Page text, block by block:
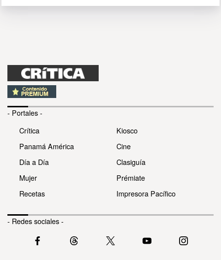
- Portales -
Crítica
Panamá América
Día a Día
Mujer
Recetas
Kiosco
Cine
Clasiguía
Prémiate
Impresora Pacífico
- Redes sociales -